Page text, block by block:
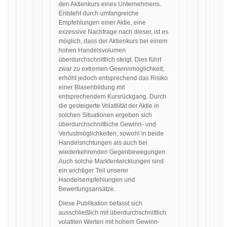
den Aktienkurs eines Unternehmens.
Entsteht durch umfangreiche
Empfehlungen einer Aktie, eine
exzessive Nachfrage nach dieser, ist es
möglich, dass der Aktienkurs bei einem
hohen Handelsvolumen
überdurchschnittlich steigt. Dies führt
zwar zu extremen Gewinnmöglichkeit,
erhöht jedoch entsprechend das Risiko
einer Blasenbildung mit
entsprechendem Kursrückgang. Durch
die gesteigerte Volatilität der Aktie in
solchen Situationen ergeben sich
überdurchschnittliche Gewinn- und
Verlustmöglichkeiten, sowohl in beide
Handelsrichtungen als auch bei
wiederkehrenden Gegenbewegungen.
Auch solche Marktentwicklungen sind
ein wichtiger Teil unserer
Handelsempfehlungen und
Bewertungsansätze.
Diese Publikation befasst sich
ausschließlich mit überdurchschnittlich
volatilen Werten mit hohem Gewinn-